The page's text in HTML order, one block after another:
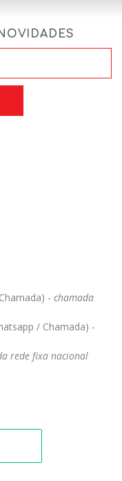
- chamada
/ Chamada) -
rede fixa nacional